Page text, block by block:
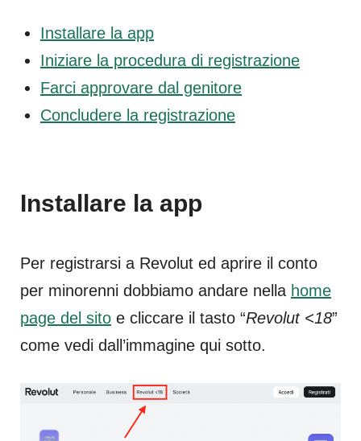
Installare la app
Iniziare la procedura di registrazione
Farci approvare dal genitore
Concludere la registrazione
Installare la app
Per registrarsi a Revolut ed aprire il conto
per minorenni dobbiamo andare nella home
page del sito e cliccare il tasto “Revolut <18”
come vedi dall’immagine qui sotto.